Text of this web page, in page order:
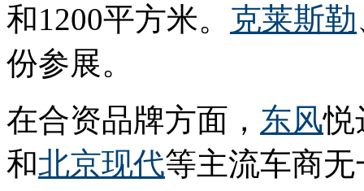
和1200平方米。 克莱斯勒
份参展。
在合资品牌方面， 东风悦
和北京现代等主流车商